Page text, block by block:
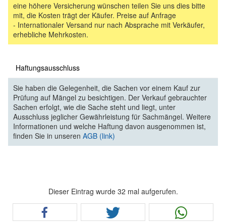
eine höhere Versicherung wünschen teilen Sie uns dies bitte
mit, die Kosten trägt der Käufer. Preise auf Anfrage
- Internationaler Versand nur nach Absprache mit Verkäufer,
erhebliche Mehrkosten.
Haftungsausschluss
Sie haben die Gelegenheit, die Sachen vor einem Kauf zur
Prüfung auf Mängel zu besichtigen. Der Verkauf gebrauchter
Sachen erfolgt, wie die Sache steht und liegt, unter
Ausschluss jeglicher Gewährleistung für Sachmängel. Weitere
Informationen und welche Haftung davon ausgenommen ist,
finden Sie in unseren AGB (link)
Dieser Eintrag wurde 32 mal aufgerufen.